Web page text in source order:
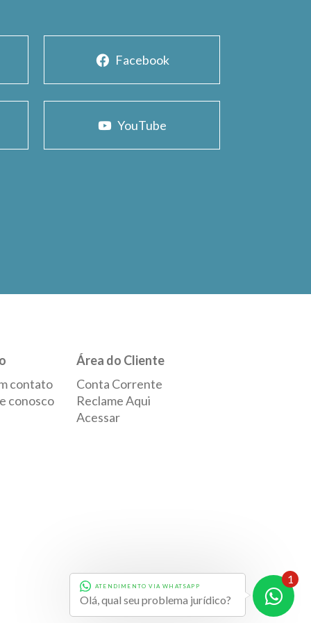
Facebook
YouTube
contato
conosco
Área do Cliente
Conta Corrente
Reclame Aqui
Acessar
Desenvolvido porEvolve
1
ATENDIMENTO VIA WHATSAPP
Olá, qual seu problema jurídico?